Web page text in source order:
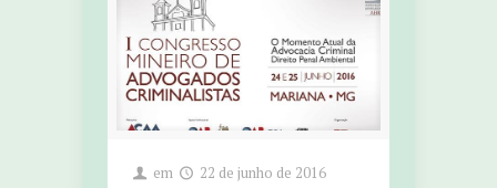
em 22 de junho de 2016